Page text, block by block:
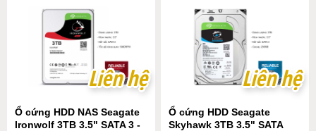
Liên hệ
Liên hệ
Ổ cứng HDD NAS Seagate
Ironwolf 3TB 3.5" SATA 3 -
Liên hệ
Liên hệ
Ổ cứng HDD Seagate
Skyhawk 3TB 3.5" SATA